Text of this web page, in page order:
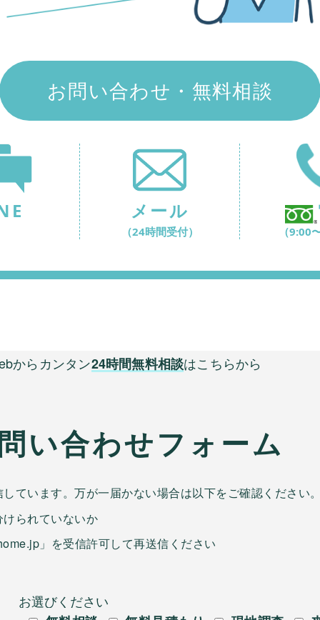
お問い合わせ・無料相談
メール
（24時間受付） （9:00
からカンタン24時間無料相談はこちらから
い合わせフォーム
ています。万が一届かない場合は以下をご確認ください
られていないか
」を受信許可して再送信ください